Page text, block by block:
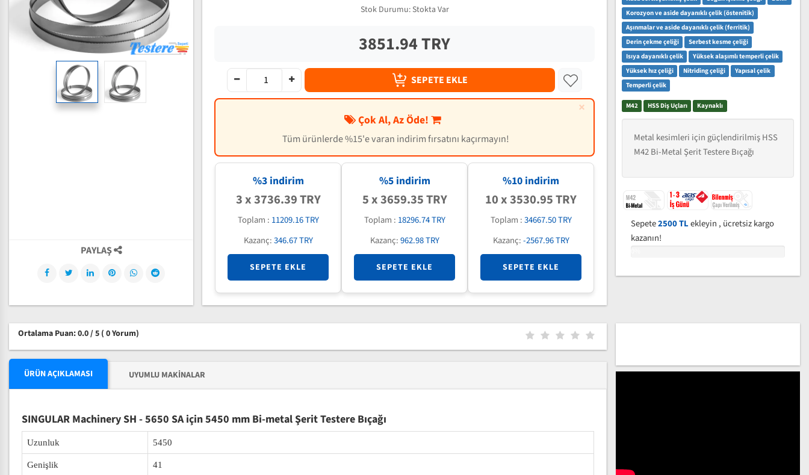
Stok Durumu: Stokta Var
3851.94 TRY
SEPETE EKLE
×
Çok Al, Az Öde!
Tüm ürünlerde %15'e varan indirim fırsatını kaçırmayın!
%3 indirim
3 x 3736.39 TRY
Toplam : 11209.16 TRY
Kazanç:346.67 TRY
SEPETE EKLE
%5 indirim
5 x 3659.35 TRY
Toplam : 18296.74 TRY
Kazanç:962.98 TRY
SEPETE EKLE
%10 indirim
10 x 3530.95 TRY
Toplam :34667.50 TRY
Kazanç:-2567.96 TRY
SEPETE EKLE
PAYLAŞ
Korozyon ve aside dayanıklı çelik (östenitik)
Aşınmalar ve aside dayanıklı çelik (ferritik)
Derin çekme çeliği
Serbest kesme çeliği
Isıya dayanıklı çelik
Yüksek alaşımlı temperli çelik
Yüksek hız çeliği
Nitriding çeliği
Yapısal çelik
Temperli çelik
M42 HSS Diş Uçları Kaynaklı
Metal kesimleri için güçlendirilmiş HSS
M42 Bi-Metal Şerit Testere Bıçağı
Sepete2500 TLekleyin , ücretsiz kargo
kazanın!
Ortalama Puan: 0.0 / 5 ( 0 Yorum)
ÜRÜN AÇIKLAMASI UYUMLU MAKINALAR
SINGULAR Machinery SH - 5650 SA için 5450 mm Bi-metal Şerit Testere Bıçağı
Uzunluk 5450
Genişlik 41